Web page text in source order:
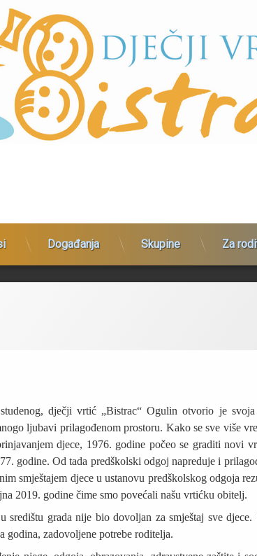
Događanja Skupine Za
dječji vrtić „Bistrac“ Ogulin otvorio je
ljubavi prilagođenom prostoru. Kako se sve više
djece, 1976. godine počeo se graditi novi
godine. Od tada predškolski odgoj napreduje i
smještajem djece u ustanovu predškolskog odgoja
2019. godine čime smo povećali našu vrtićku obitelj.
središtu grada nije bio dovoljan za smještaj sve
godina, zadovoljene potrebe roditelja.